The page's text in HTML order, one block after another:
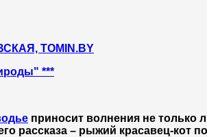
TOMIN.BY
***
приносит волнения не
рассказа – рыжий красавец-кот